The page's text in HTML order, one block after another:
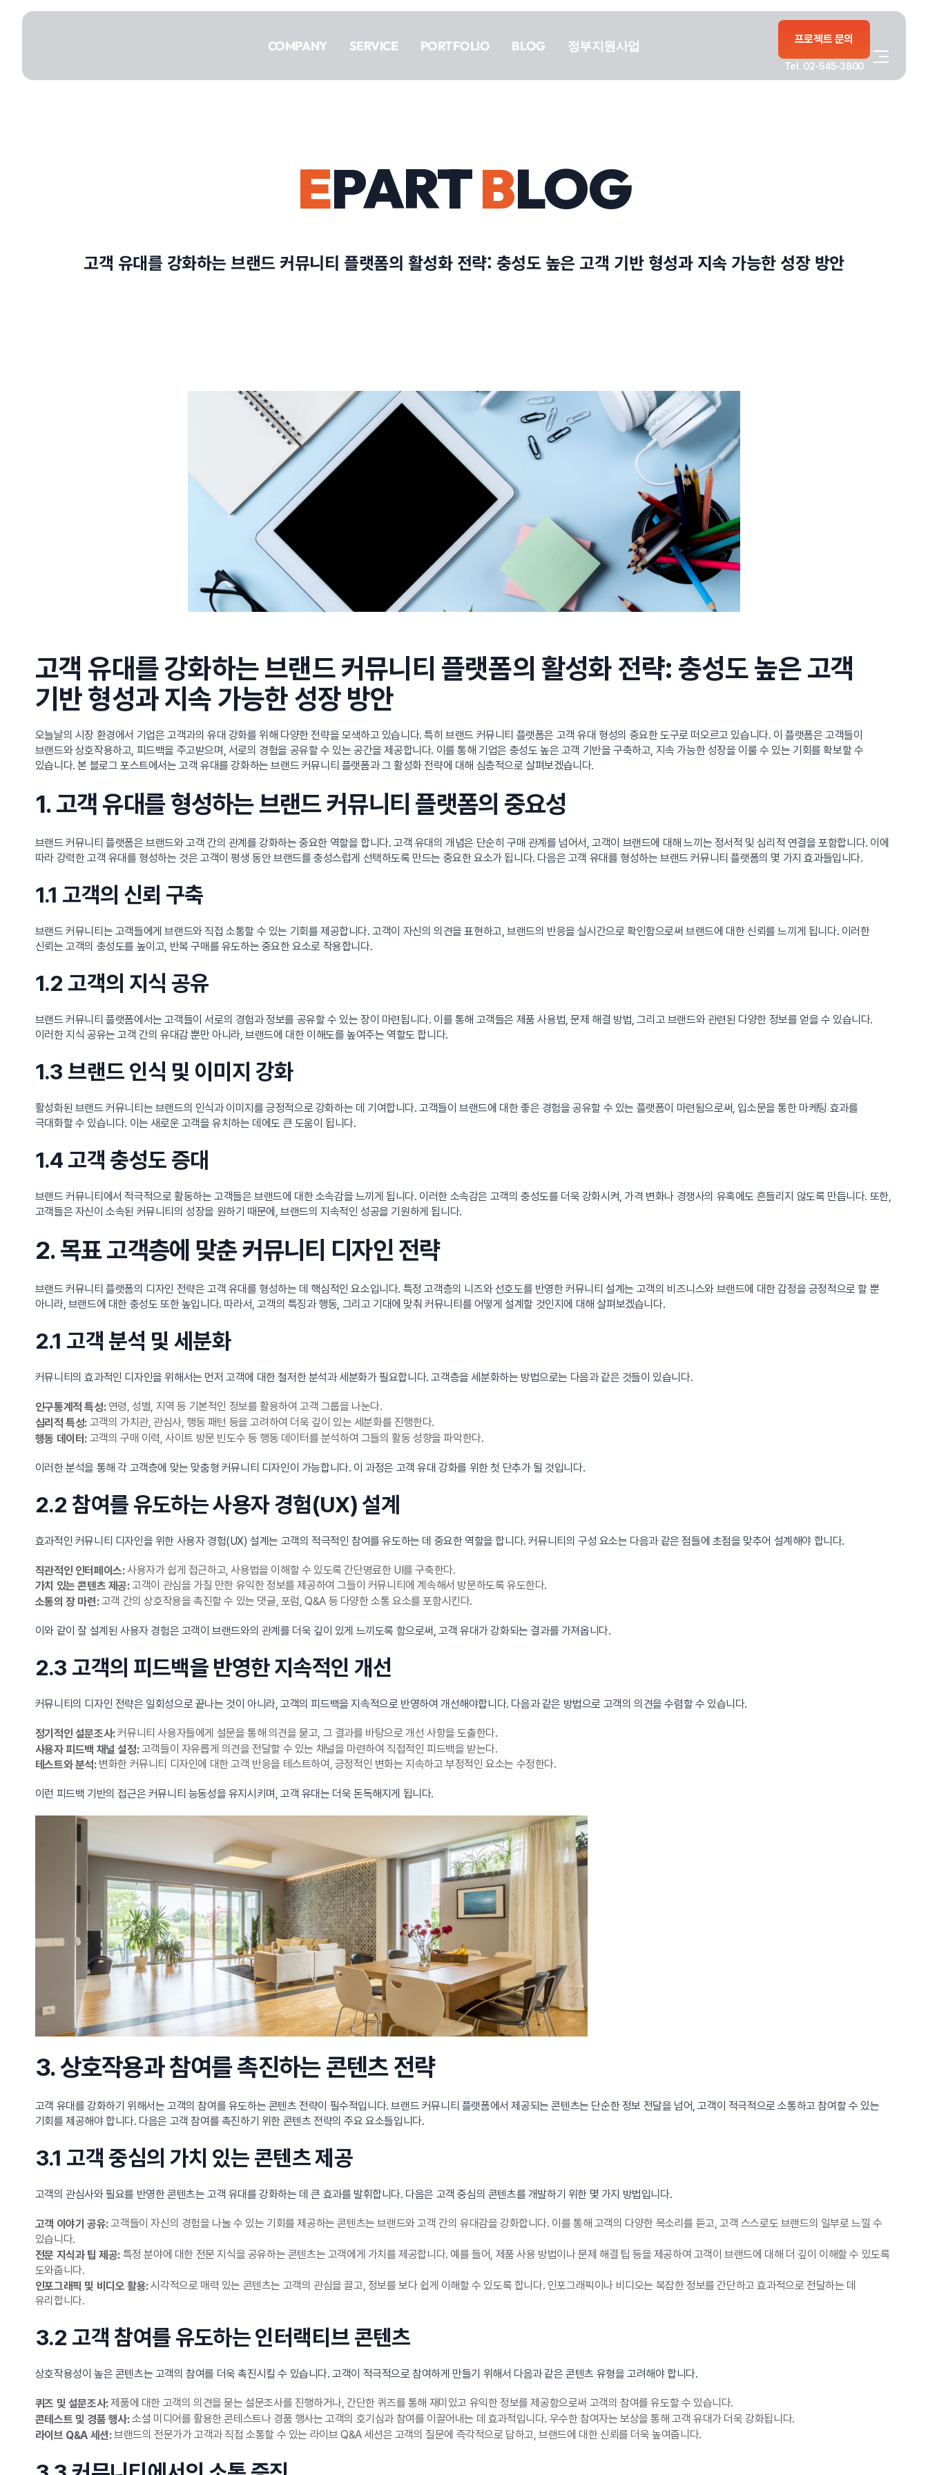
건너뛰기
COMPANY SERVICE PORTFOLIO BLOG 정부지원사업 프로젝트 문의
Tel. 02-545-3800
PORTFOLIO
EPARTBLOG
고객 유대를 강화하는 브랜드 커뮤니티 플랫폼의 활성화 전략: 충성도 높은 고객 기반 형성과 지속 가능한 성장 방안
고객 유대를 강화하는 브랜드 커뮤니티 플랫폼의 활성화 전략: 충성도 높은 고객
기반 형성과 지속 가능한 성장 방안
오늘날의 시장 환경에서 기업은 고객과의 유대 강화를 위해 다양한 전략을 모색하고 있습니다. 특히 브랜드 커뮤니티 플랫폼은 고객 유대 형성의 중요한 도구로 떠오르고 있습니다. 이 플랫폼은 고객들이
브랜드와 상호작용하고, 피드백을 주고받으며, 서로의 경험을 공유할 수 있는 공간을 제공합니다. 이를 통해 기업은 충성도 높은 고객 기반을 구축하고, 지속 가능한 성장을 이룰 수 있는 기회를 확보할 수
있습니다. 본 블로그 포스트에서는 고객 유대를 강화하는 브랜드 커뮤니티 플랫폼과 그 활성화 전략에 대해 심층적으로 살펴보겠습니다.
1. 고객 유대를 형성하는 브랜드 커뮤니티 플랫폼의 중요성
브랜드 커뮤니티 플랫폼은 브랜드와 고객 간의 관계를 강화하는 중요한 역할을 합니다. 고객 유대의 개념은 단순히 구매 관계를 넘어서, 고객이 브랜드에 대해 느끼는 정서적 및 심리적 연결을 포함합니다. 이에
따라 강력한 고객 유대를 형성하는 것은 고객이 평생 동안 브랜드를 충성스럽게 선택하도록 만드는 중요한 요소가 됩니다. 다음은 고객 유대를 형성하는 브랜드 커뮤니티 플랫폼의 몇 가지 효과들입니다.
1.1 고객의 신뢰 구축
브랜드 커뮤니티는 고객들에게 브랜드와 직접 소통할 수 있는 기회를 제공합니다. 고객이 자신의 의견을 표현하고, 브랜드의 반응을 실시간으로 확인함으로써 브랜드에 대한 신뢰를 느끼게 됩니다. 이러한
신뢰는 고객의 충성도를 높이고, 반복 구매를 유도하는 중요한 요소로 작용합니다.
1.2 고객의 지식 공유
브랜드 커뮤니티 플랫폼에서는 고객들이 서로의 경험과 정보를 공유할 수 있는 장이 마련됩니다. 이를 통해 고객들은 제품 사용법, 문제 해결 방법, 그리고 브랜드와 관련된 다양한 정보를 얻을 수 있습니다.
이러한 지식 공유는 고객 간의 유대감 뿐만 아니라, 브랜드에 대한 이해도를 높여주는 역할도 합니다.
1.3 브랜드 인식 및 이미지 강화
활성화된 브랜드 커뮤니티는 브랜드의 인식과 이미지를 긍정적으로 강화하는 데 기여합니다. 고객들이 브랜드에 대한 좋은 경험을 공유할 수 있는 플랫폼이 마련됨으로써, 입소문을 통한 마케팅 효과를
극대화할 수 있습니다. 이는 새로운 고객을 유치하는 데에도 큰 도움이 됩니다.
1.4 고객 충성도 증대
브랜드 커뮤니티에서 적극적으로 활동하는 고객들은 브랜드에 대한 소속감을 느끼게 됩니다. 이러한 소속감은 고객의 충성도를 더욱 강화시켜, 가격 변화나 경쟁사의 유혹에도 흔들리지 않도록 만듭니다. 또한,
고객들은 자신이 소속된 커뮤니티의 성장을 원하기 때문에, 브랜드의 지속적인 성공을 기원하게 됩니다.
2. 목표 고객층에 맞춘 커뮤니티 디자인 전략
브랜드 커뮤니티 플랫폼의 디자인 전략은 고객 유대를 형성하는 데 핵심적인 요소입니다. 특정 고객층의 니즈와 선호도를 반영한 커뮤니티 설계는 고객의 비즈니스와 브랜드에 대한 감정을 긍정적으로 할 뿐
아니라, 브랜드에 대한 충성도 또한 높입니다. 따라서, 고객의 특징과 행동, 그리고 기대에 맞춰 커뮤니티를 어떻게 설계할 것인지에 대해 살펴보겠습니다.
2.1 고객 분석 및 세분화
커뮤니티의 효과적인 디자인을 위해서는 먼저 고객에 대한 철저한 분석과 세분화가 필요합니다. 고객층을 세분화하는 방법으로는 다음과 같은 것들이 있습니다.
인구통계적 특성:연령, 성별, 지역 등 기본적인 정보를 활용하여 고객 그룹을 나눈다.
심리적 특성:고객의 가치관, 관심사, 행동 패턴 등을 고려하여 더욱 깊이 있는 세분화를 진행한다.
행동 데이터:고객의 구매 이력, 사이트 방문 빈도수 등 행동 데이터를 분석하여 그들의 활동 성향을 파악한다.
이러한 분석을 통해 각 고객층에 맞는 맞춤형 커뮤니티 디자인이 가능합니다. 이 과정은 고객 유대 강화를 위한 첫 단추가 될 것입니다.
2.2 참여를 유도하는 사용자 경험(UX) 설계
효과적인 커뮤니티 디자인을 위한 사용자 경험(UX) 설계는 고객의 적극적인 참여를 유도하는 데 중요한 역할을 합니다. 커뮤니티의 구성 요소는 다음과 같은 점들에 초점을 맞추어 설계해야 합니다.
직관적인 인터페이스:사용자가 쉽게 접근하고, 사용법을 이해할 수 있도록 간단명료한 UI를 구축한다.
가치 있는 콘텐츠 제공:고객이 관심을 가질 만한 유익한 정보를 제공하여 그들이 커뮤니티에 계속해서 방문하도록 유도한다.
소통의 장 마련:고객 간의 상호작용을 촉진할 수 있는 댓글, 포럼, Q&A 등 다양한 소통 요소를 포함시킨다.
이와 같이 잘 설계된 사용자 경험은 고객이 브랜드와의 관계를 더욱 깊이 있게 느끼도록 함으로써, 고객 유대가 강화되는 결과를 가져옵니다.
2.3 고객의 피드백을 반영한 지속적인 개선
커뮤니티의 디자인 전략은 일회성으로 끝나는 것이 아니라, 고객의 피드백을 지속적으로 반영하여 개선해야합니다. 다음과 같은 방법으로 고객의 의견을 수렴할 수 있습니다.
정기적인 설문조사:커뮤니티 사용자들에게 설문을 통해 의견을 묻고, 그 결과를 바탕으로 개선 사항을 도출한다.
사용자 피드백 채널 설정:고객들이 자유롭게 의견을 전달할 수 있는 채널을 마련하여 직접적인 피드백을 받는다.
테스트와 분석:변화한 커뮤니티 디자인에 대한 고객 반응을 테스트하여, 긍정적인 변화는 지속하고 부정적인 요소는 수정한다.
이런 피드백 기반의 접근은 커뮤니티 능동성을 유지시키며, 고객 유대는 더욱 돈독해지게 됩니다.
3. 상호작용과 참여를 촉진하는 콘텐츠 전략
고객 유대를 강화하기 위해서는 고객의 참여를 유도하는 콘텐츠 전략이 필수적입니다. 브랜드 커뮤니티 플랫폼에서 제공되는 콘텐츠는 단순한 정보 전달을 넘어, 고객이 적극적으로 소통하고 참여할 수 있는
기회를 제공해야 합니다. 다음은 고객 참여를 촉진하기 위한 콘텐츠 전략의 주요 요소들입니다.
3.1 고객 중심의 가치 있는 콘텐츠 제공
고객의 관심사와 필요를 반영한 콘텐츠는 고객 유대를 강화하는 데 큰 효과를 발휘합니다. 다음은 고객 중심의 콘텐츠를 개발하기 위한 몇 가지 방법입니다.
고객 이야기 공유:고객들이 자신의 경험을 나눌 수 있는 기회를 제공하는 콘텐츠는 브랜드와 고객 간의 유대감을 강화합니다. 이를 통해 고객의 다양한 목소리를 듣고, 고객 스스로도 브랜드의 일부로 느낄 수
있습니다.
전문 지식과 팁 제공:특정 분야에 대한 전문 지식을 공유하는 콘텐츠는 고객에게 가치를 제공합니다. 예를 들어, 제품 사용 방법이나 문제 해결 팁 등을 제공하여 고객이 브랜드에 대해 더 깊이 이해할 수 있도록
도와줍니다.
인포그래픽 및 비디오 활용:시각적으로 매력 있는 콘텐츠는 고객의 관심을 끌고, 정보를 보다 쉽게 이해할 수 있도록 합니다. 인포그래픽이나 비디오는 복잡한 정보를 간단하고 효과적으로 전달하는 데
유리합니다.
3.2 고객 참여를 유도하는 인터랙티브 콘텐츠
상호작용성이 높은 콘텐츠는 고객의 참여를 더욱 촉진시킬 수 있습니다. 고객이 적극적으로 참여하게 만들기 위해서 다음과 같은 콘텐츠 유형을 고려해야 합니다.
퀴즈 및 설문조사:제품에 대한 고객의 의견을 묻는 설문조사를 진행하거나, 간단한 퀴즈를 통해 재미있고 유익한 정보를 제공함으로써 고객의 참여를 유도할 수 있습니다.
콘테스트 및 경품 행사:소셜 미디어를 활용한 콘테스트나 경품 행사는 고객의 호기심과 참여를 이끌어내는 데 효과적입니다. 우수한 참여자는 보상을 통해 고객 유대가 더욱 강화됩니다.
라이브 Q&A 세션:브랜드의 전문가가 고객과 직접 소통할 수 있는 라이브 Q&A 세션은 고객의 질문에 즉각적으로 답하고, 브랜드에 대한 신뢰를 더욱 높여줍니다.